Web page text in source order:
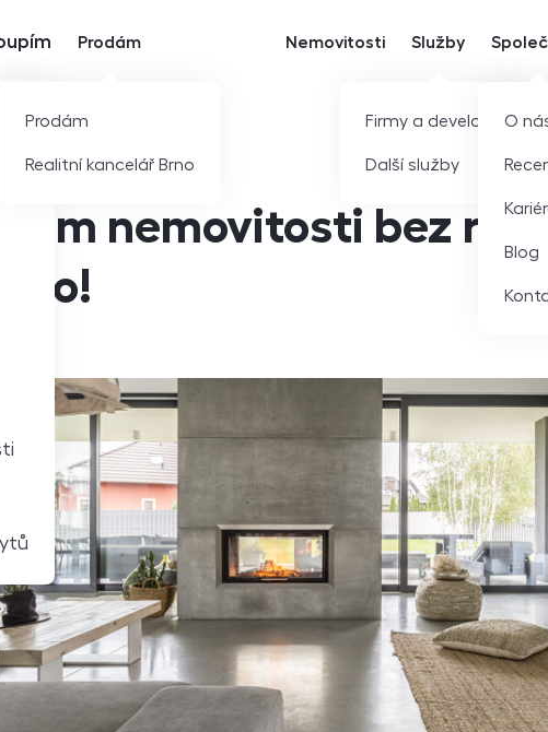
Prodám
Prodám
Realitní kancelář Brno
Nemovitosti Služby
Firmy a developeři
Další služby
O
Blog
nemovitosti bez
to!